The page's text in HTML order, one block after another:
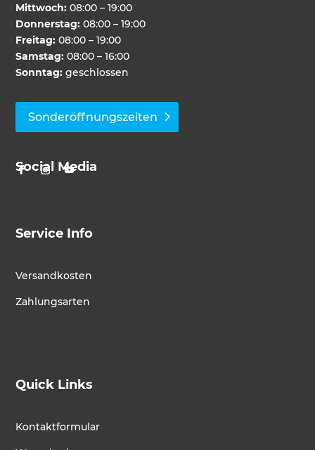
Mittwoch: 08:00 – 19:00
Donnerstag: 08:00 – 19:00
Freitag: 08:00 – 19:00
Samstag: 08:00 – 16:00
Sonntag: geschlossen
Sonderöffnungszeiten
Social Media
Service Info
Versandkosten
Zahlungsarten
Quick Links
Kontaktformular